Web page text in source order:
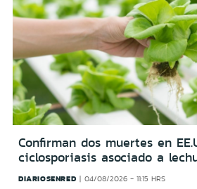
Confirman dos muertes en
ciclosporiasis asociado a
DIARIOSENRED 04/08/2026 - 11:15 HRS